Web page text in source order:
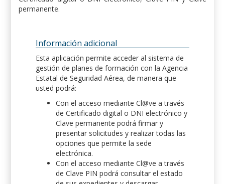
permanente.
Información adicional
Esta aplicación permite acceder al sistema de
gestión de planes de formación con la Agencia
Estatal de Seguridad Aérea, de manera que
usted podrá:
Con el acceso mediante Cl@ve a través
de Certificado digital o DNI electrónico y
Clave permanente podrá firmar y
presentar solicitudes y realizar todas las
opciones que permite la sede
electrónica.
Con el acceso mediante Cl@ve a través
de Clave PIN podrá consultar el estado